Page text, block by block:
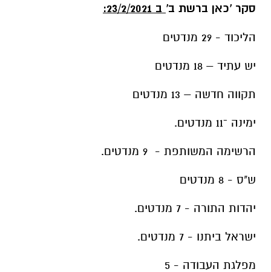
סקר 'כאן ברשת ב' ב 23/2/2021:
הליכוד - 29 מנדטים
יש עתיד – 18 מנדטים
תקווה חדשה – 13 מנדטים
ימינה ־11 מנדטים.
הרשימה המשותפת - 9 מנדטים.
ש"ס - 8 מנדטים
יהדות התורה - 7 מנדטים.
ישראל ביתנו - 7 מנדטים.
מפלגת העבודה - 5